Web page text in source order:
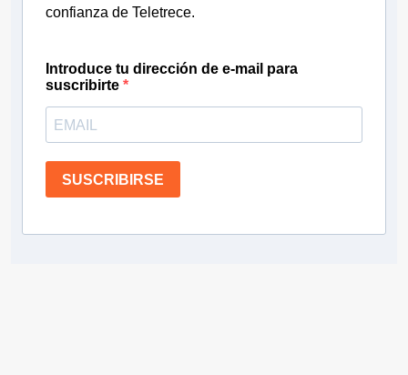
confianza de Teletrece.
Introduce tu dirección de e-mail para
suscribirte
SUSCRIBIRSE